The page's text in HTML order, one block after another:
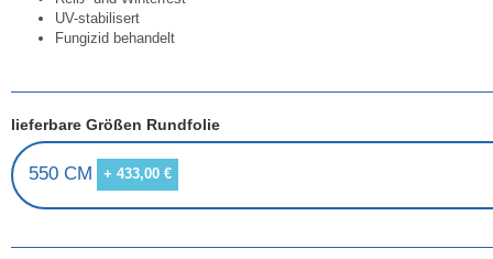
UV-stabilisert
Fungizid behandelt
lieferbare Größen Rundfolie
550 CM + 433,00 €